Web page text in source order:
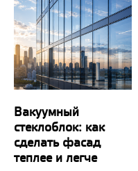
Вакуумный
стеклоблок: как
сделать фасад
теплее и легче